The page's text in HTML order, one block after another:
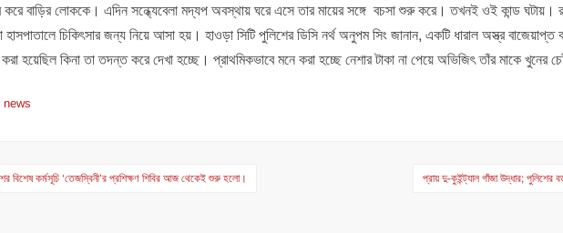
করে বাড়ির লোককে। এদিন সন্ধ্যেবেলা মদ্যপ অবস্থায় ঘরে এসে তার মায়ের সঙ্গে বচসা শুরু করে। তখনই ওই কান্ড ঘটায়।
চিকিৎসার জন্য নিয়ে আসা হয়। হাওড়া সিটি পুলিশের ডিসি নর্থ অনুপম সিং জানান, একটি ধারাল অস্ত্র বাজেয়াপ্ত
হয়েছিল কিনা তা তদন্ত করে দেখা হচ্ছে। প্রাথমিকভাবে মনে করা হচ্ছে নেশার টাকা না পেয়ে অভিজিৎ তাঁর মাকে খুনের
news
বিশেষ কর্মসূচি ‘তেজস্বিনী’র প্রশিক্ষণ শিবির আজ থেকেই শুরু হলো। প্রায় দু-কুইন্ট্যাল গাঁজা উদ্ধার; পুলিশের